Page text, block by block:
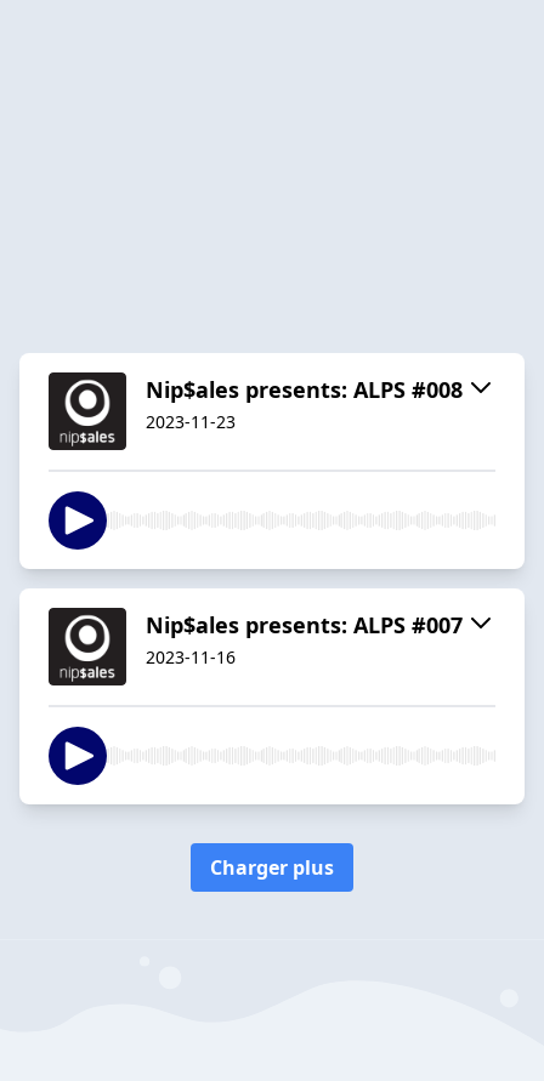
Nip$ales presents: ALPS #008
2023-11-23
Nip$ales presents: ALPS #007
2023-11-16
Charger plus